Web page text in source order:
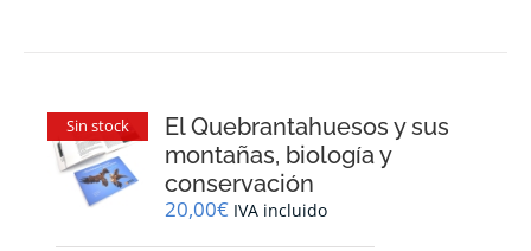
Sin stock
El Quebrantahuesos y sus
montañas, biología y
conservación
20,00€ IVA incluido